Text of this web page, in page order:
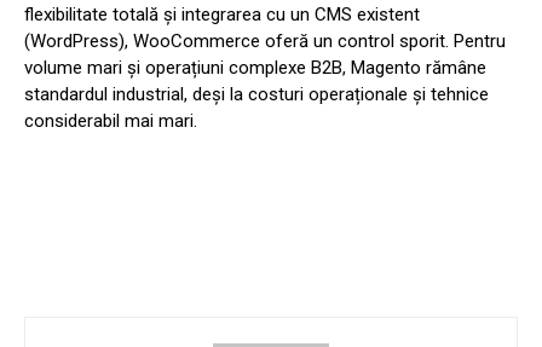
flexibilitate totală și integrarea cu un CMS existent
(WordPress), WooCommerce oferă un control sporit. Pentru
volume mari și operațiuni complexe B2B, Magento rămâne
standardul industrial, deși la costuri operaționale și tehnice
considerabil mai mari.